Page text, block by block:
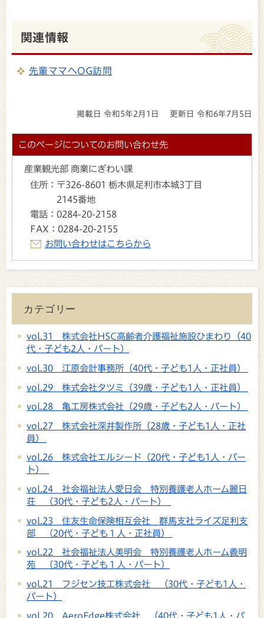
関連情報
先輩ママへOG訪問
掲載日 令和5年2月1日 更新日 令和6年7月5日
このページについてのお問い合わせ先
産業観光部 商業にぎわい課
住所： 〒326-8601 栃木県足利市本城3丁目
2145番地
電話： 0284-20-2158
FAX： 0284-20-2155
お問い合わせはこちらから
カテゴリー
vol.31 株式会社HSC高齢者介護福祉施設ひまわり（40
代・子ども2人・パート）
vol.30 江原会計事務所（40代・子ども1人・正社員）
vol.29 株式会社タツミ（39歳・子ども1人・正社員）
vol.28 亀工房株式会社（29歳・子ども2人・パート）
vol.27 株式会社深井製作所（28歳・子ども1人・正社
員）
vol.26 株式会社エルシード（20代・子ども1人・パー
ト）
vol.24 社会福祉法人愛日会 特別養護老人ホーム麗日
荘 （30代・子ども2人・パート）
vol.23 住友生命保険相互会社 群馬支社ライズ足利支
部 （20代・子ども１人・正社員）
vol.22 社会福祉法人美明会 特別養護老人ホーム義明
苑 （30代・子ども１人・パート）
vol.21 フジセン技工株式会社 （30代・子ども1人・
パート）
vol.20 AeroEdge株式会社 （40代・子ども1人・パ